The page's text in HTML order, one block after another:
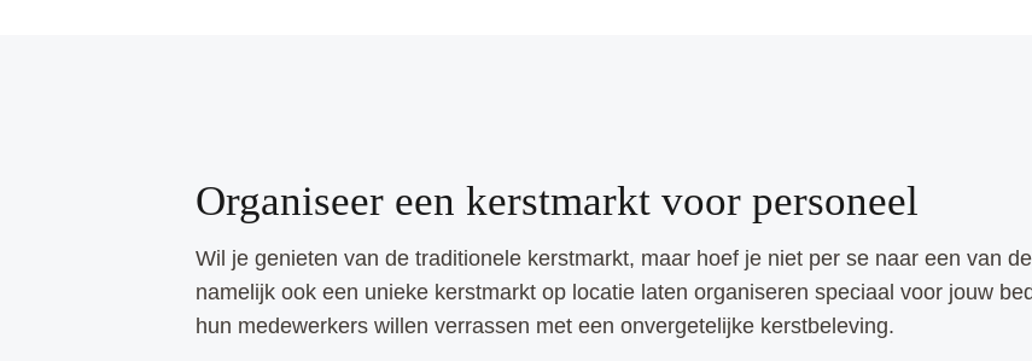
Organiseer een kerstmarkt voor personeel
Wil je genieten van de traditionele kerstmarkt, maar hoef je niet per se naar een van
namelijk ook een unieke kerstmarkt op locatie laten organiseren speciaal voor jouw
hun medewerkers willen verrassen met een onvergetelijke kerstbeleving.